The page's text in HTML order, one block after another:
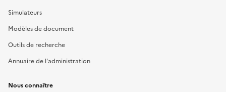
Simulateurs
Modèles de document
Outils de recherche
Annuaire de l'administration
Nous connaître